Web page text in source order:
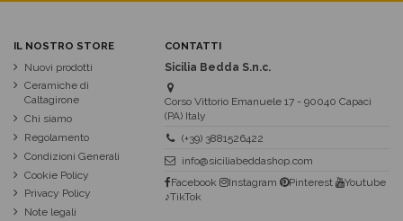
IL NOSTRO STORE
Nuovi prodotti
Ceramiche di
Caltagirone
Chi siamo
Regolamento
Condizioni Generali
Cookie Policy
Privacy Policy
Note legali
CONTATTI
Sicilia Bedda S.n.c.
Corso Vittorio Emanuele 17 - 90040 Capaci
(PA) Italy
(+39) 3881526422
info@siciliabeddashop.com
Facebook
Instagram Pinterest
Youtube
♪TikTok